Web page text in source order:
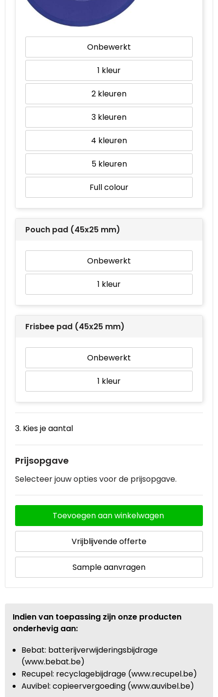
Onbewerkt
1
2
3
4
5
Full colour
Pouch pad (45x25 mm)
Onbewerkt
1
Frisbee pad (45x25 mm)
Onbewerkt
1
3. Kies je aantal
Prijsopgave
Selecteer jouw opties voor de prijsopgave.
Toevoegen aan winkelwagen
Vrijblijvende offerte
Sample aanvragen
Indien van toepassing zijn onze producten
onderhevig aan:
Bebat: batterijverwijderingsbijdrage
(www.bebat.be)
Recupel: recyclagebijdrage (www.recupel.be)
Auvibel: copieervergoeding (www.auvibel.be)